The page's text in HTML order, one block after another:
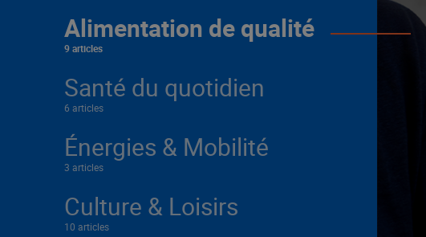
Alimentation de qualité
9 articles
Santé du quotidien
6 articles
Énergies & Mobilité
3 articles
Culture & Loisirs
10 articles